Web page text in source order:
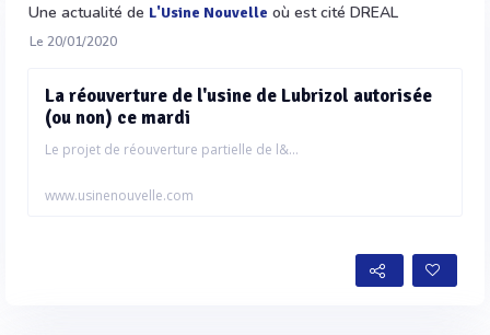
Une actualité de L'Usine Nouvelle où est cité DREAL
Le 20/01/2020
La réouverture de l'usine de Lubrizol autorisée
(ou non) ce mardi
Le projet de réouverture partielle de l&...
www.usinenouvelle.com